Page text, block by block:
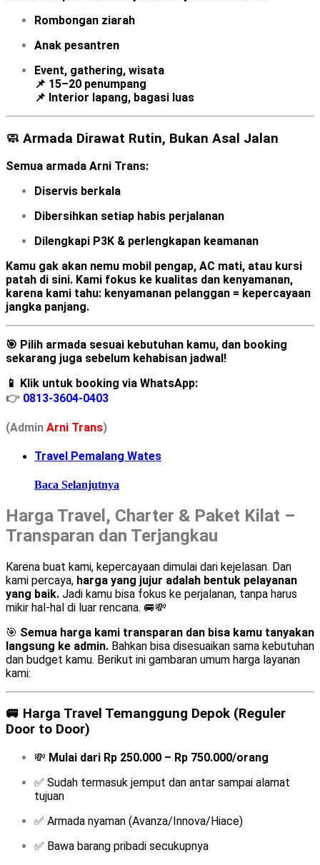
Rombongan ziarah
Anak pesantren
Event, gathering, wisata
📌 15–20 penumpang
📌 Interior lapang, bagasi luas
🧼 Armada Dirawat Rutin, Bukan Asal Jalan
Semua armada Arni Trans:
Diservis berkala
Dibersihkan setiap habis perjalanan
Dilengkapi P3K & perlengkapan keamanan
Kamu gak akan nemu mobil pengap, AC mati, atau kursi
patah di sini. Kami fokus ke kualitas dan kenyamanan,
karena kami tahu: kenyamanan pelanggan = kepercayaan
jangka panjang.
🎯 Pilih armada sesuai kebutuhan kamu, dan booking
sekarang juga sebelum kehabisan jadwal!
📱 Klik untuk booking via WhatsApp:
👉 0813-3604-0403
(Admin Arni Trans)
Travel Pemalang Wates
Baca Selanjutnya
Harga Travel, Charter & Paket Kilat –
Transparan dan Terjangkau
Karena buat kami, kepercayaan dimulai dari kejelasan. Dan
kami percaya, harga yang jujur adalah bentuk pelayanan
yang baik. Jadi kamu bisa fokus ke perjalanan, tanpa harus
mikir hal-hal di luar rencana. 🚐💸
🎯 Semua harga kami transparan dan bisa kamu tanyakan
langsung ke admin. Bahkan bisa disesuaikan sama kebutuhan
dan budget kamu. Berikut ini gambaran umum harga layanan
kami:
🚐 Harga Travel Temanggung Depok (Reguler
Door to Door)
💸 Mulai dari Rp 250.000 – Rp 750.000/orang
✅ Sudah termasuk jemput dan antar sampai alamat
tujuan
✅ Armada nyaman (Avanza/Innova/Hiace)
✅ Bawa barang pribadi secukupnya